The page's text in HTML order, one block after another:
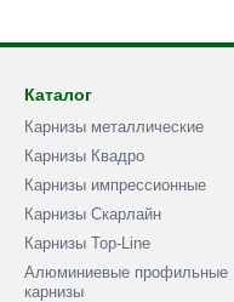
Каталог
Карнизы металлические
Карнизы Квадро
Карнизы импрессионные
Карнизы Скарлайн
Карнизы Top-Line
Алюминиевые профильные
карнизы